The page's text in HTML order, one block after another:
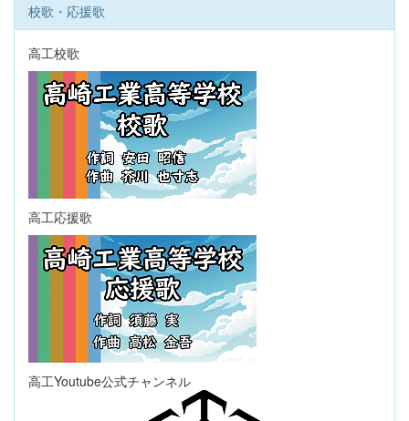
校歌・応援歌
高工校歌
高工応援歌
高工Youtube公式チャンネル